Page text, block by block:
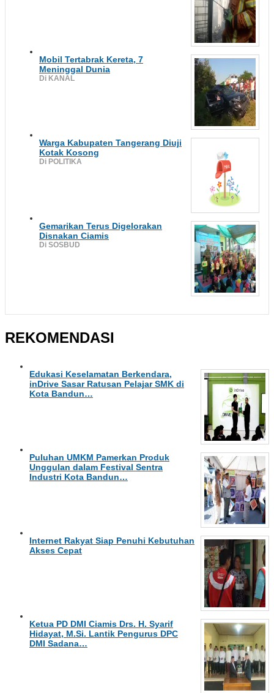
Mobil Tertabrak Kereta, 7
Meninggal Dunia
Di KANAL
Warga Kabupaten Tangerang Diuji
Kotak Kosong
Di POLITIKA
Gemarikan Terus Digelorakan
Disnakan Ciamis
Di SOSBUD
REKOMENDASI
Edukasi Keselamatan Berkendara,
inDrive Sasar Ratusan Pelajar SMK di
Kota Bandun…
Puluhan UMKM Pamerkan Produk
Unggulan dalam Festival Sentra
Industri Kota Bandun…
Internet Rakyat Siap Penuhi Kebutuhan
Akses Cepat
Ketua PD DMI Ciamis Drs. H. Syarif
Hidayat, M.Si. Lantik Pengurus DPC
DMI Sadana…